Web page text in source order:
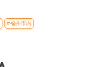
#福井市内